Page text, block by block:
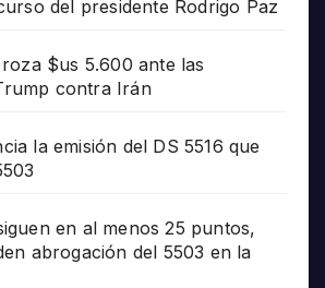
del presidente Rodrigo Paz
$us 5.600 ante las
contra Irán
la emisión del DS 5516 que
en al menos 25 puntos,
abrogación del 5503 en la